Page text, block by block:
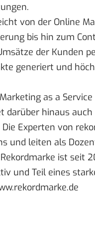
von der Online
bis hin zum
der Kunden
generiert und
as a
darüber hinaus
Experten von
und leiten als
ist seit
und Teil eines